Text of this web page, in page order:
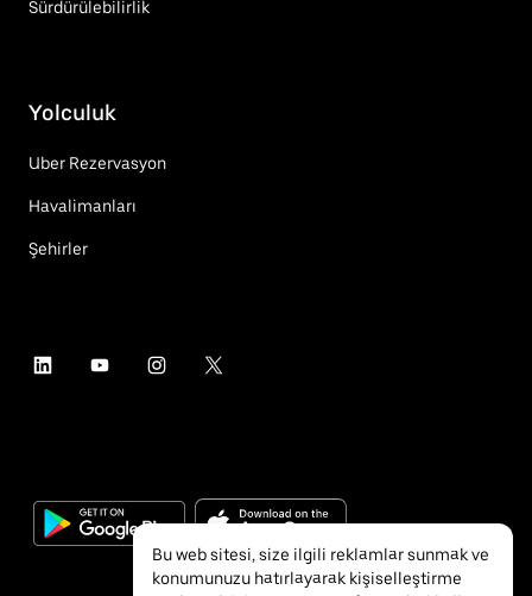
Sürdürülebilirlik
Yolculuk
Uber Rezervasyon
Havalimanları
Şehirler
Bu web sitesi, size ilgili reklamlar sunmak ve
konumunuzu hatırlayarak kişiselleştirme